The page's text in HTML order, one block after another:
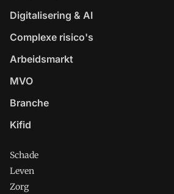
Digitalisering & AI
Complexe risico's
Arbeidsmarkt
MVO
Branche
Kifid
Schade
Leven
Zorg